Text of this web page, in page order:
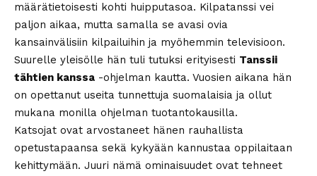
määrätietoisesti kohti huipputasoa. Kilpatanssi vei
paljon aikaa, mutta samalla se avasi ovia
kansainvälisiin kilpailuihin ja myöhemmin televisioon.
Suurelle yleisölle hän tuli tutuksi erityisesti Tanssii
tähtien kanssa -ohjelman kautta. Vuosien aikana hän
on opettanut useita tunnettuja suomalaisia ja ollut
mukana monilla ohjelman tuotantokausilla.
Katsojat ovat arvostaneet hänen rauhallista
opetustapaansa sekä kykyään kannustaa oppilaitaan
kehittymään. Juuri nämä ominaisuudet ovat tehneet